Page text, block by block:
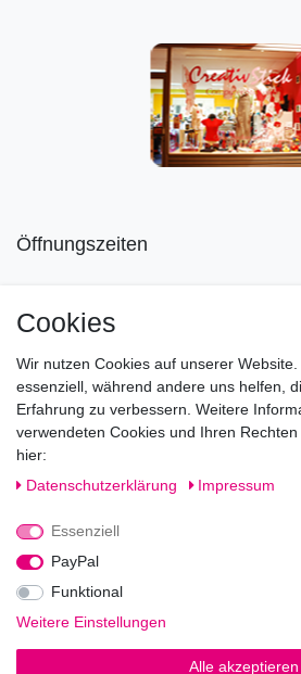
Öffnungszeiten
Di-Fr von 10.00 - 18.30 Uhr
Sa von 11.00 - 16.00 Uhr
Besuchen Sie unsere
gerne.
Fragen?
Rufen Sie an!
0221-5696511
Impressum
Cookies
Wir nutzen Cookies auf unserer
essenziell, während andere uns helfen,
Erfahrung zu verbessern. Weitere
verwendeten Cookies und Ihren
hier:
Daten­schutz­erklärung
Impressum
Essenziell
PayPal
Funktional
Weitere Einstellungen
Alle akzeptieren